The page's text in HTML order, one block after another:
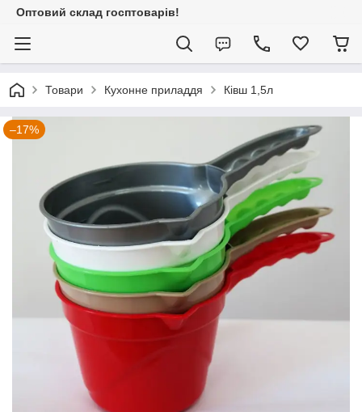
Оптовий склад госптоварів!
Товари Кухонне приладдя Ківш 1,5л
–17%